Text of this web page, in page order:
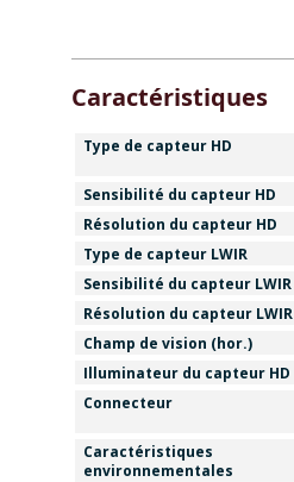
Caractéristiques
Type de capteur HD
Sensibilité du capteur HD
Résolution du capteur HD
Type de capteur LWIR
Sensibilité du capteur LWIR
Résolution du capteur LWIR
Champ de vision (hor.)
Illuminateur du capteur HD
Connecteur
Caractéristiques
environnementales